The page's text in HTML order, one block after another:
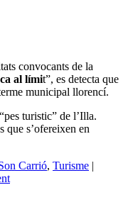
convocants de la
al límit”, es detecta que
municipal llorencí.
turistic” de l’Illa.
que s’ofereixen en
Carrió, Turisme |